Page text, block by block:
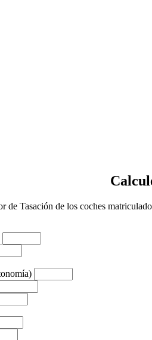
de Tasación de los coches